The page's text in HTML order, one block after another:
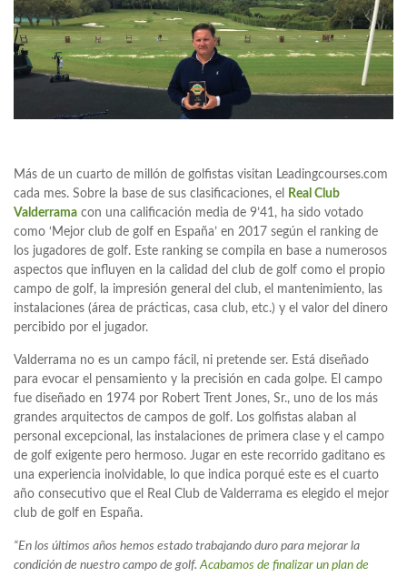
Más de un cuarto de millón de golfistas visitan Leadingcourses.com
cada mes. Sobre la base de sus clasificaciones, el
Real Club
Valderrama con una calificación media de 9’41, ha sido votado
como ‘Mejor club de golf en España’ en 2017 según el ranking de
los jugadores de golf. Este ranking se compila en base a numerosos
aspectos que influyen en la calidad del club de golf como el propio
campo de golf, la impresión general del club, el mantenimiento, las
instalaciones (área de prácticas, casa club, etc.) y el valor del dinero
percibido por el jugador.
Valderrama no es un campo fácil, ni pretende ser. Está diseñado
para evocar el pensamiento y la precisión en cada golpe. El campo
fue diseñado en 1974 por Robert Trent Jones, Sr., uno de los más
grandes arquitectos de campos de golf. Los golfistas alaban al
personal excepcional, las instalaciones de primera clase y el campo
de golf exigente pero hermoso. Jugar en este recorrido gaditano es
una experiencia inolvidable, lo que indica porqué este es el cuarto
año consecutivo que el Real Club de Valderrama es elegido el mejor
club de golf en España.
“En los últimos años hemos estado trabajando duro para mejorar la
condición de nuestro campo de golf.Acabamos de finalizar un plan de